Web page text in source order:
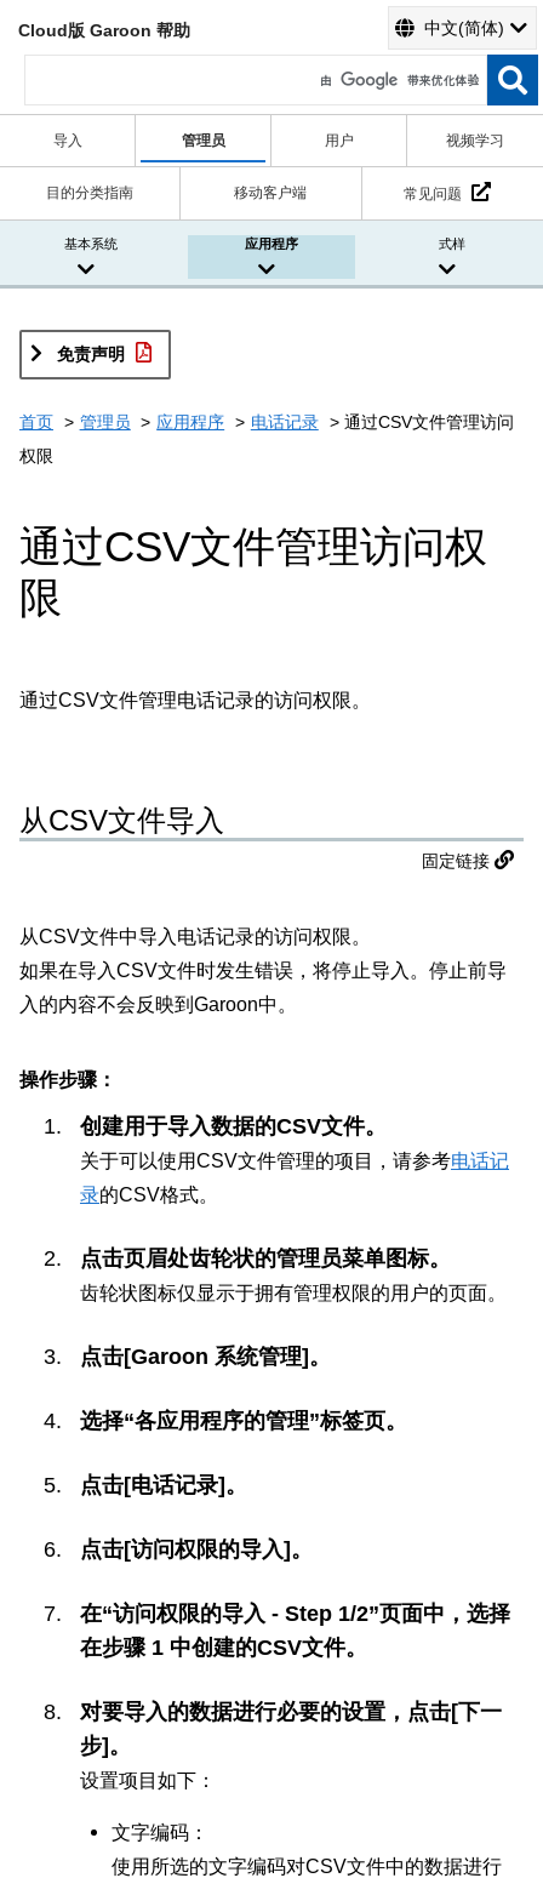
Cloud版 Garoon 帮助 中文(简体)
导入 管理员 用户 视频学习
目的分类指南 移动客户端 常见问题
基本系统 应用程序 式样
免责声明
首页 管理员 应用程序 电话记录
通过CSV文件管理访问
权限
通过CSV文件管理访问权
限
通过CSV文件管理电话记录的访问权限。
从CSV文件导入
固定链接
从CSV文件中导入电话记录的访问权限。
如果在导入CSV文件时发生错误，将停止导入。停止前导
入的内容不会反映到Garoon中。
操作步骤：
创建用于导入数据的CSV文件。
关于可以使用CSV文件管理的项目，请参考电话记
录的CSV格式。
点击页眉处齿轮状的管理员菜单图标。
齿轮状图标仅显示于拥有管理权限的用户的页面。
点击[Garoon 系统管理]。
选择“各应用程序的管理”标签页。
点击[电话记录]。
点击[访问权限的导入]。
在“访问权限的导入 - Step 1/2”页面中，选择
在步骤 1 中创建的CSV文件。
对要导入的数据进行必要的设置，点击[下一
步]。
设置项目如下：
文字编码：
使用所选的文字编码对CSV文件中的数据进行